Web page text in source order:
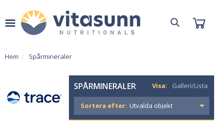
Hem Spårmineraler
SPÅRMINERALER Visa: Galleri/Lista
Sortera efter: